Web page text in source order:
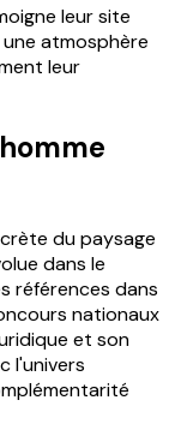
leur site
atmosphère
leur
du paysage
dans le
références dans
nationaux
et son
l'univers